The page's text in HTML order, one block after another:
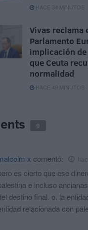
HACE 34 MINUTOS
Vivas reclama
Parlamento
implicación de
que Ceuta
normalidad
HACE 49 MINUTOS
9
x comentó:
es cierto que ese
e incluso
destino final. o. la
relacionada con